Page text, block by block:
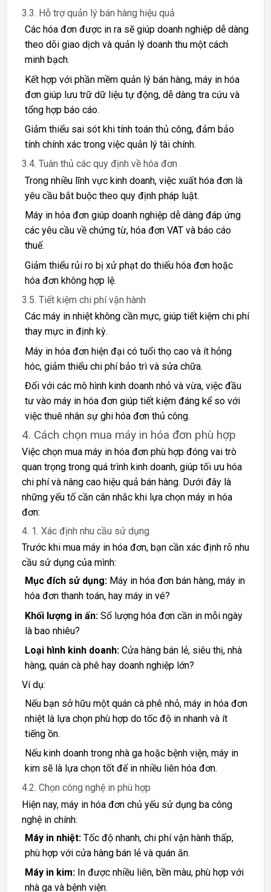
3.3. Hỗ trợ quản lý bán hàng hiệu quả
Các hóa đơn được in ra sẽ giúp doanh nghiệp dễ dàng
theo dõi giao dịch và quản lý doanh thu một cách
minh bạch.
Kết hợp với phần mềm quản lý bán hàng, máy in hóa
đơn giúp lưu trữ dữ liệu tự động, dễ dàng tra cứu và
tổng hợp báo cáo.
Giảm thiểu sai sót khi tính toán thủ công, đảm bảo
tính chính xác trong việc quản lý tài chính.
3.4. Tuân thủ các quy định về hóa đơn
Trong nhiều lĩnh vực kinh doanh, việc xuất hóa đơn là
yêu cầu bắt buộc theo quy định pháp luật.
Máy in hóa đơn giúp doanh nghiệp dễ dàng đáp ứng
các yêu cầu về chứng từ, hóa đơn VAT và báo cáo
thuế.
Giảm thiểu rủi ro bị xử phạt do thiếu hóa đơn hoặc
hóa đơn không hợp lệ.
3.5. Tiết kiệm chi phí vận hành
Các máy in nhiệt không cần mực, giúp tiết kiệm chi phí
thay mực in định kỳ.
Máy in hóa đơn hiện đại có tuổi thọ cao và ít hỏng
hóc, giảm thiểu chi phí bảo trì và sửa chữa.
Đối với các mô hình kinh doanh nhỏ và vừa, việc đầu
tư vào máy in hóa đơn giúp tiết kiệm đáng kể so với
việc thuê nhân sự ghi hóa đơn thủ công.
4. Cách chọn mua máy in hóa đơn phù hợp
Việc chọn mua máy in hóa đơn phù hợp đóng vai trò
quan trọng trong quá trình kinh doanh, giúp tối ưu hóa
chi phí và nâng cao hiệu quả bán hàng. Dưới đây là
những yếu tố cần cân nhắc khi lựa chọn máy in hóa
đơn:
4. 1. Xác định nhu cầu sử dụng
Trước khi mua máy in hóa đơn, bạn cần xác định rõ nhu
cầu sử dụng của mình:
Mục đích sử dụng:Máy in hóa đơn bán hàng, máy in
hóa đơn thanh toán, hay máy in vé?
Khối lượng in ấn:Số lượng hóa đơn cần in mỗi ngày
là bao nhiêu?
Loại hình kinh doanh:Cửa hàng bán lẻ, siêu thị, nhà
hàng, quán cà phê hay doanh nghiệp lớn?
Ví dụ:
Nếu bạn sở hữu một quán cà phê nhỏ, máy in hóa đơn
nhiệt là lựa chọn phù hợp do tốc độ in nhanh và ít
tiếng ồn.
Nếu kinh doanh trong nhà ga hoặc bệnh viện, máy in
kim sẽ là lựa chọn tốt để in nhiều liên hóa đơn.
4.2. Chọn công nghệ in phù hợp
Hiện nay, máy in hóa đơn chủ yếu sử dụng ba công
nghệ in chính:
Máy in nhiệt:Tốc độ nhanh, chi phí vận hành thấp,
phù hợp với cửa hàng bán lẻ và quán ăn.
Máy in kim:In được nhiều liên, bền màu, phù hợp với
nhà ga và bệnh viện.